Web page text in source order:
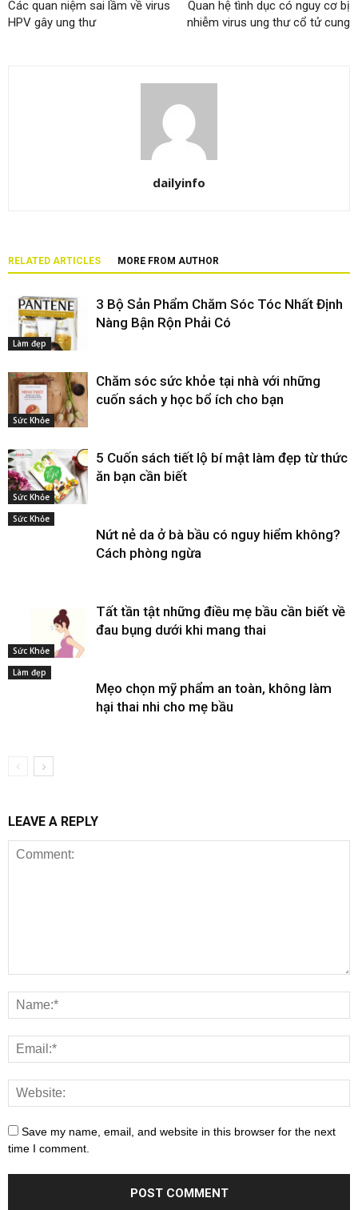
Các quan niệm sai lầm về virus
HPV gây ung thư
Quan hệ tình dục có nguy cơ bị
nhiễm virus ung thư cổ tử cung
dailyinfo
RELATED ARTICLES MORE FROM AUTHOR
Làm đẹp
3 Bộ Sản Phẩm Chăm Sóc Tóc Nhất Định
Nàng Bận Rộn Phải Có
Sức Khỏe
Chăm sóc sức khỏe tại nhà với những
cuốn sách y học bổ ích cho bạn
Sức Khỏe
5 Cuốn sách tiết lộ bí mật làm đẹp từ thức
ăn bạn cần biết
Sức Khỏe
Nứt nẻ da ở bà bầu có nguy hiểm không?
Cách phòng ngừa
Sức Khỏe
Tất tần tật những điều mẹ bầu cần biết về
đau bụng dưới khi mang thai
Làm đẹp
Mẹo chọn mỹ phẩm an toàn, không làm
hại thai nhi cho mẹ bầu
LEAVE A REPLY
Save my name, email, and website in this browser for the next
time I comment.